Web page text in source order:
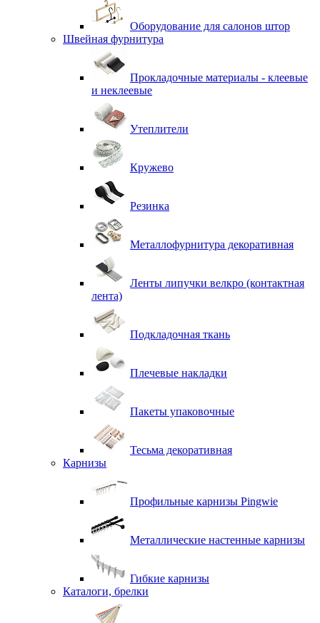
Оборудование для салонов штор
Швейная фурнитура
Прокладочные материалы - клеевые
и неклеевые
Утеплители
Кружево
Резинка
Металлофурнитура декоративная
Ленты липучки велкро (контактная
лента)
Подкладочная ткань
Плечевые накладки
Пакеты упаковочные
Тесьма декоративная
Карнизы
Профильные карнизы Pingwie
Металлические настенные карнизы
Гибкие карнизы
Каталоги, брелки